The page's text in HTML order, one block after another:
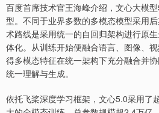
百度首席技术官王海峰介绍，文心大模
型。不同于业界多数的多模态模型采用
术路线是采用统一的自回归架构进行原
体化。从训练开始便融合语言、图像、
得多模态特征在统一架构下充分融合并
统一理解与生成。
依托飞桨深度学习框架，文心5.0采用了